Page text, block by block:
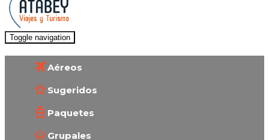
Toggle navigation
Aéreos
Sugeridos
Paquetes
Grupales